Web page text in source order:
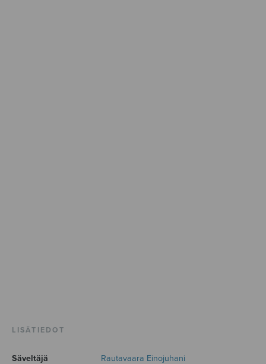
LISÄTIEDOT
Säveltäjä Rautavaara Einojuhani